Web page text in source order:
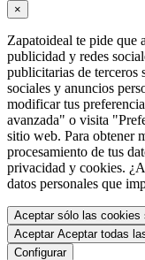
×
Zapatoideal te pide que
publicidad y redes
publicitarias de terceros
sociales y anuncios
modificar tus
avanzada" o visita
sitio web. Para obtener
procesamiento de tus
privacidad y cookies.
datos personales que
Aceptar sólo las cookies
Aceptar Aceptar todas
Configurar